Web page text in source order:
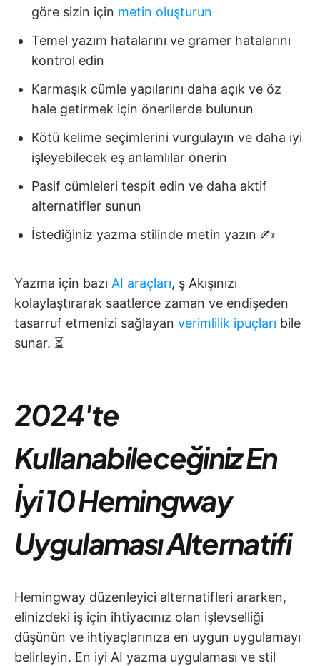
göre sizin için metin oluşturun
Temel yazım hatalarını ve gramer hatalarını
kontrol edin
Karmaşık cümle yapılarını daha açık ve öz
hale getirmek için önerilerde bulunun
Kötü kelime seçimlerini vurgulayın ve daha iyi
işleyebilecek eş anlamlılar önerin
Pasif cümleleri tespit edin ve daha aktif
alternatifler sunun
İstediğiniz yazma stilinde metin yazın ✍️
Yazma için bazı AI araçları, ş Akışınızı
kolaylaştırarak saatlerce zaman ve endişeden
tasarruf etmenizi sağlayan verimlilik ipuçları bile
sunar. ⏳
2024'te
Kullanabileceğiniz En
İyi 10 Hemingway
Uygulaması Alternatifi
Hemingway düzenleyici alternatifleri ararken,
elinizdeki iş için ihtiyacınız olan işlevselliği
düşünün ve ihtiyaçlarınıza en uygun uygulamayı
belirleyin. En iyi AI yazma uygulaması ve stil